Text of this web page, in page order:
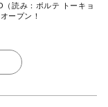
（読み：ボルテ トーキョ
ープン！